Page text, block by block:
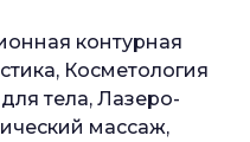
контурная
Косметология
тела, Лазеро-
массаж,